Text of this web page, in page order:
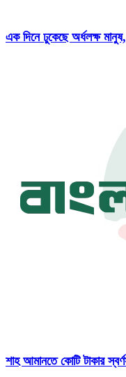
এক দিনে ঢুকেছে অর্ধলক্ষ
শাহ আমানতে কোটি টাকার